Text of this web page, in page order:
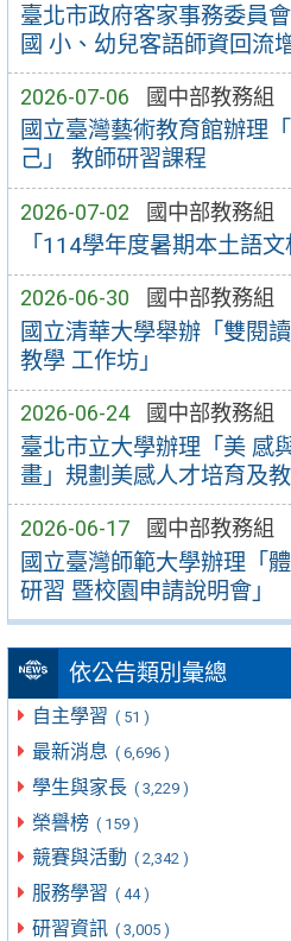
臺北市政府客家事務委員
國 小、幼兒客語師資回流
2026-07-06 國中部教務組
國立臺灣藝術教育館辦理
己」 教師研習課程
2026-07-02 國中部教務組
「114學年度暑期本土語文
2026-06-30 國中部教務組
國立清華大學舉辦「雙閱
教學 工作坊」
2026-06-24 國中部教務組
臺北市立大學辦理「美 感
畫」規劃美感人才培育及
2026-06-17 國中部教務組
國立臺灣師範大學辦理「
研習 暨校園申請說明會」
依公告類別彙總
自主學習 ( 51 )
最新消息 ( 6,696 )
學生與家長 ( 3,229 )
榮譽榜 ( 159 )
競賽與活動 ( 2,342 )
服務學習 ( 44 )
研習資訊 ( 3,005 )